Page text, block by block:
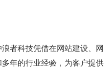
者科技凭借在网站建设、网
年的行业经验，为客户提供